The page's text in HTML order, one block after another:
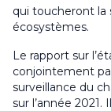
qui toucheront la
écosystèmes.
Le rapport sur
conjointement
surveillance du
sur l’année